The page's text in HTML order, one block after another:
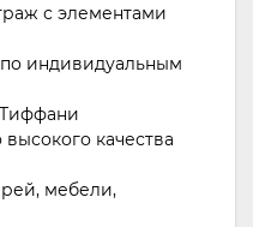
с элементами
по индивидуальным
Тиффани
качества
мебели,